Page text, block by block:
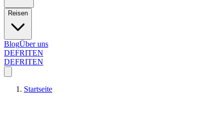
Reisen
BlogÜber uns
DEFRITEN
DEFRITEN
Startseite